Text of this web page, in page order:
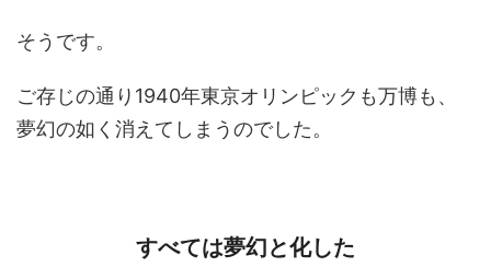
そうです。
ご存じの通り1940年東京オリンピックも万博も、
夢幻の如く消えてしまうのでした。
すべては夢幻と化した